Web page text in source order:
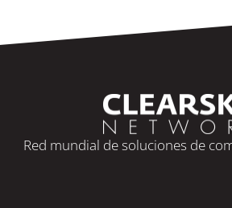
Red mundial de soluciones de